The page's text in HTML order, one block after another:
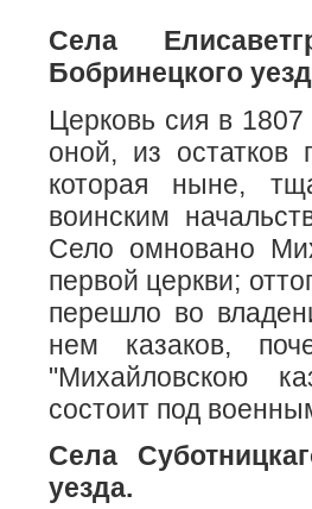
Села
Бобринецкого
Церковь сия в 1807
оной, из остатков
которая ныне,
воинским
Село омновано
первой церкви;
перешло во
нем казаков,
"Михайловскою
состоит под
Села
уезда.